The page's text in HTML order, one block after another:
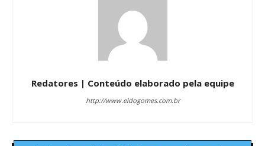
Redatores | Conteúdo elaborado pela equipe
http://www.eldogomes.com.br